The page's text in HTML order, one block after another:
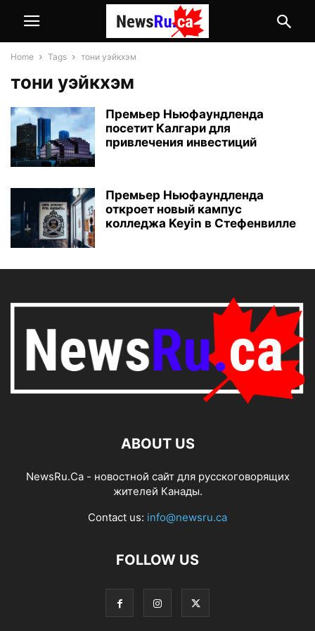
Home Tags тони уэйкхэм
тони уэйкхэм
Премьер Ньюфаундленда
посетит Калгари для
привлечения инвестиций
Премьер Ньюфаундленда
откроет новый кампус
колледжа Keyin в Стефенвилле
ABOUT US
NewsRu.Ca - новостной сайт для русскоговорящих
жителей Канады.
Contact us: info@newsru.ca
FOLLOW US